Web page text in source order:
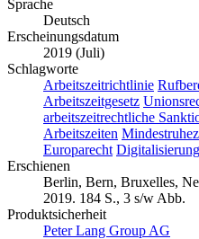
Sprache
Deutsch
Erscheinungsdatum
2019 (Juli)
Schlagworte
Arbeitszeitrichtlinie
Arbeitszeitgesetz
arbeitszeitrechtliche
Arbeitszeiten
Europarecht
Erschienen
Berlin, Bern, Bruxelles,
2019. 184 S., 3 s/w Abb.
Produktsicherheit
Peter Lang Group AG